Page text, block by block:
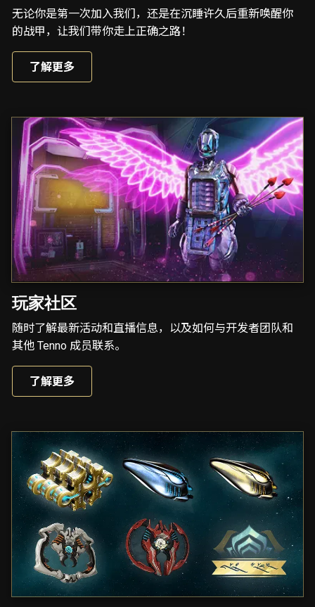
无论你是第一次加入我们，还是在沉睡许久后重新唤醒你
的战甲，让我们带你走上正确之路！
了解更多
玩家社区
随时了解最新活动和直播信息，以及如何与开发者团队和
其他 Tenno 成员联系。
了解更多